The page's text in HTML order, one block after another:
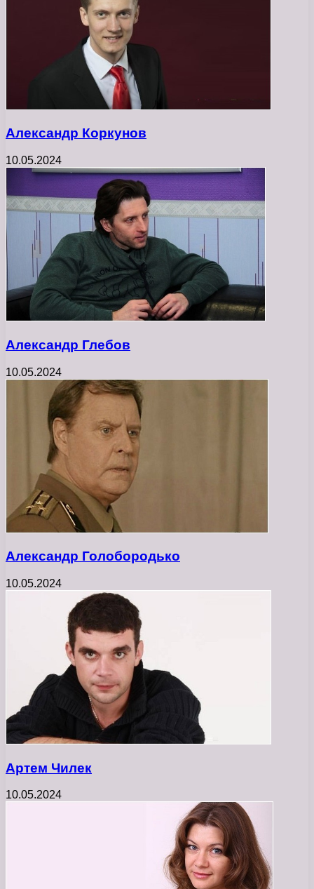
Александр Коркунов
10.05.2024
Александр Глебов
10.05.2024
Александр Голобородько
10.05.2024
Артем Чилек
10.05.2024